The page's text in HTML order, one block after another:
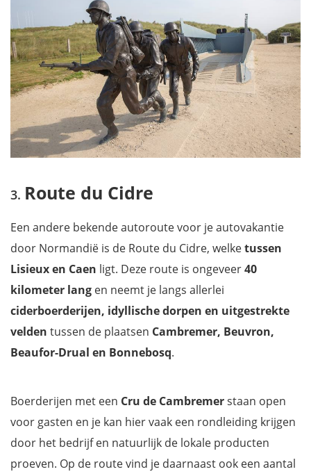
Route du Cidre
Een andere bekende autoroute voor je autovakantie
door Normandië is de Route du Cidre, welketussen
Lisieux en Caen ligt. Deze route is ongeveer40
kilometer lang en neemt je langs allerlei
ciderboerderijen, idyllische dorpen en uitgestrekte
velden tussen de plaatsen Cambremer, Beuvron,
Beaufor-Drual en Bonnebosq.
Boerderijen met een Cru de Cambremerstaan open
voor gasten en je kan hier vaak een rondleiding krijgen
door het bedrijf en natuurlijk de lokale producten
proeven. Op de route vind je daarnaast ook een aantal